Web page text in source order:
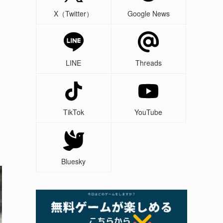
X（Twitter） Google News
LINE Threads
TikTok YouTube
Bluesky